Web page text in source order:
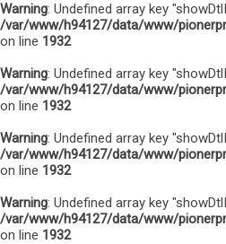
Warning: Undefined array key
/var/www/h94127/data/www/
on line 1932
Warning: Undefined array key
/var/www/h94127/data/www/
on line 1932
Warning: Undefined array key
/var/www/h94127/data/www/
on line 1932
Warning: Undefined array key
/var/www/h94127/data/www/
on line 1932